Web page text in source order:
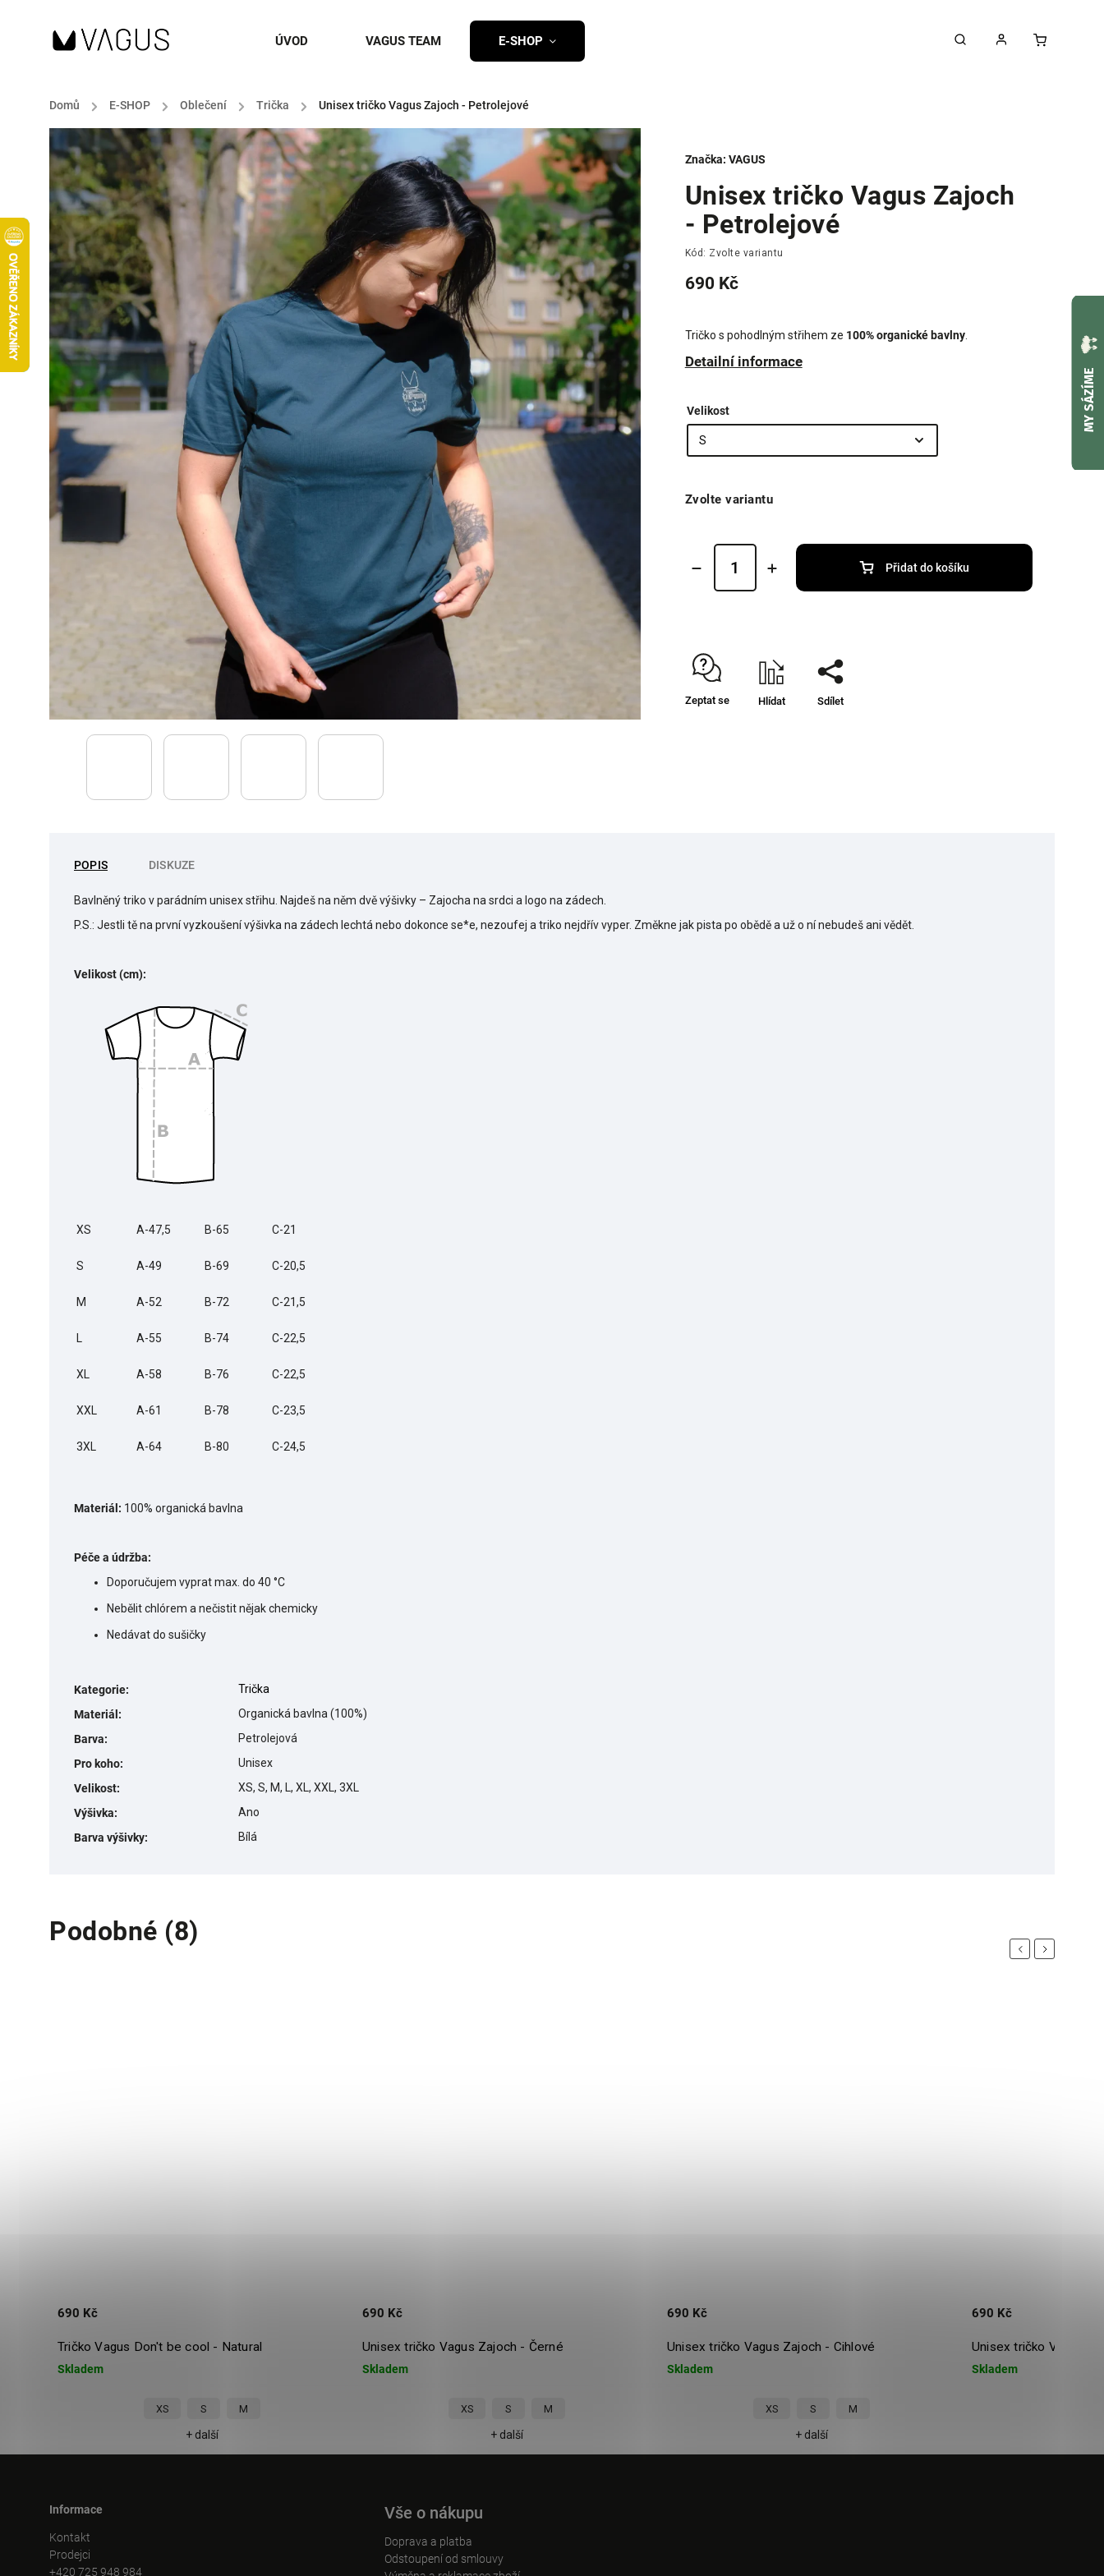
ÚVOD VAGUS TEAM E-SHOP
Domů / E-SHOP / Oblečení / Trička / Unisex tričko Vagus Zajoch - Petrolejové
Unisex tričko Vagus Zajoch
- Petrolejové
Kód: Zvolte variantu
690 Kč
Tričko s pohodlným střihem ze 100% organické bavlny.
Detailní informace
Značka: VAGUS
Velikost
Zvolte variantu
Přidat do košíku
Zeptat se Hlídat Sdílet
POPIS DISKUZE
Bavlněný triko v parádním unisex střihu. Najdeš na něm dvě výšivky – Zajocha na srdci a logo na zádech.
P.S.: Jestli tě na první vyzkoušení výšivka na zádech lechtá nebo dokonce se*e, nezoufej a triko nejdřív vyper. Změkne jak pista po obědě a už o ní nebudeš ani vědět.
Velikost (cm):
XS A-47,5 B-65 C-21
S A-49 B-69 C-20,5
M A-52 B-72 C-21,5
L A-55 B-74 C-22,5
XL A-58 B-76 C-22,5
XXL A-61 B-78 C-23,5
3XL A-64 B-80 C-24,5
Materiál: 100% organická bavlna
Péče a údržba:
Doporučujem vyprat max. do 40 °C
Nebělit chlórem a nečistit nějak chemicky
Nedávat do sušičky
Kategorie:
Trička
Materiál :
Organická bavlna (100%)
Barva:
Petrolejová
Pro koho:
Unisex
Velikost:
XS, S, M, L, XL, XXL, 3XL
Výšivka:
Ano
Barva výšivky: Bílá
Podobné (8)
Previous
be cool - Natural Unisex tričko Vagus Zajoch - Černé Unisex tričko Vagus Zajoch - Cihlové Unisex tričko Vagus Zajoch - Grepové
Next
Informace
Kontakt
Prodejci
+420 725 948 984
Vše o nákupu
Doprava a platba
Odstoupení od smlouvy
MY SÁZÍME